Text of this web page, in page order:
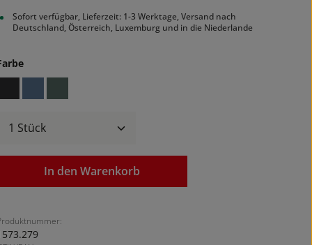
Sofort verfügbar, Lieferzeit: 1-3 Werktage, Versand nach
Deutschland, Österreich, Luxemburg und in die Niederlande
auswählen
blackelemental blue
sage green
Produkt Anzahl: Gib den gewünschten
In den Warenkorb